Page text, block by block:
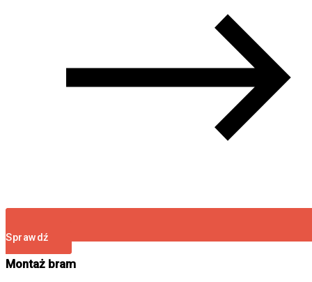
Sprawdź
Montaż bram